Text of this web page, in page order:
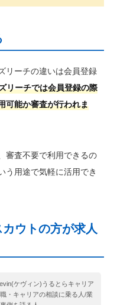
リーチの違いは会員登録
リーチでは会員登録の際
可能か審査が行われま
審査不要で利用できるの
う用途で気軽に活用でき
ウトの方が求人
ケヴィン)うるとらキャリア
職・キャリアの相談に乗る人/業